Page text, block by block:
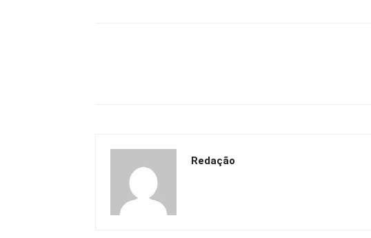
Redação